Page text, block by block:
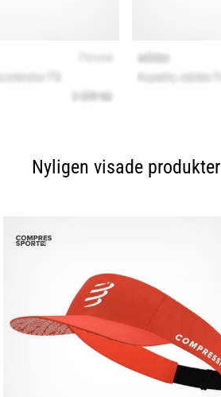
Nyligen visade produkter